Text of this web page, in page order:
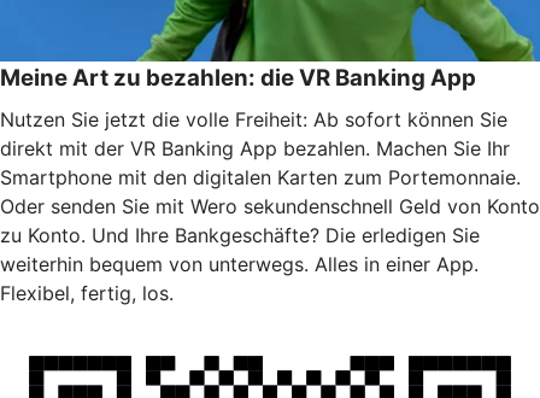
Meine Art zu bezahlen: die VR Banking App
Nutzen Sie jetzt die volle Freiheit: Ab sofort können Sie
direkt mit der VR Banking App bezahlen. Machen Sie Ihr
Smartphone mit den digitalen Karten zum Portemonnaie.
Oder senden Sie mit Wero sekundenschnell Geld von Konto
zu Konto. Und Ihre Bankgeschäfte? Die erledigen Sie
weiterhin bequem von unterwegs. Alles in einer App.
Flexibel, fertig, los.